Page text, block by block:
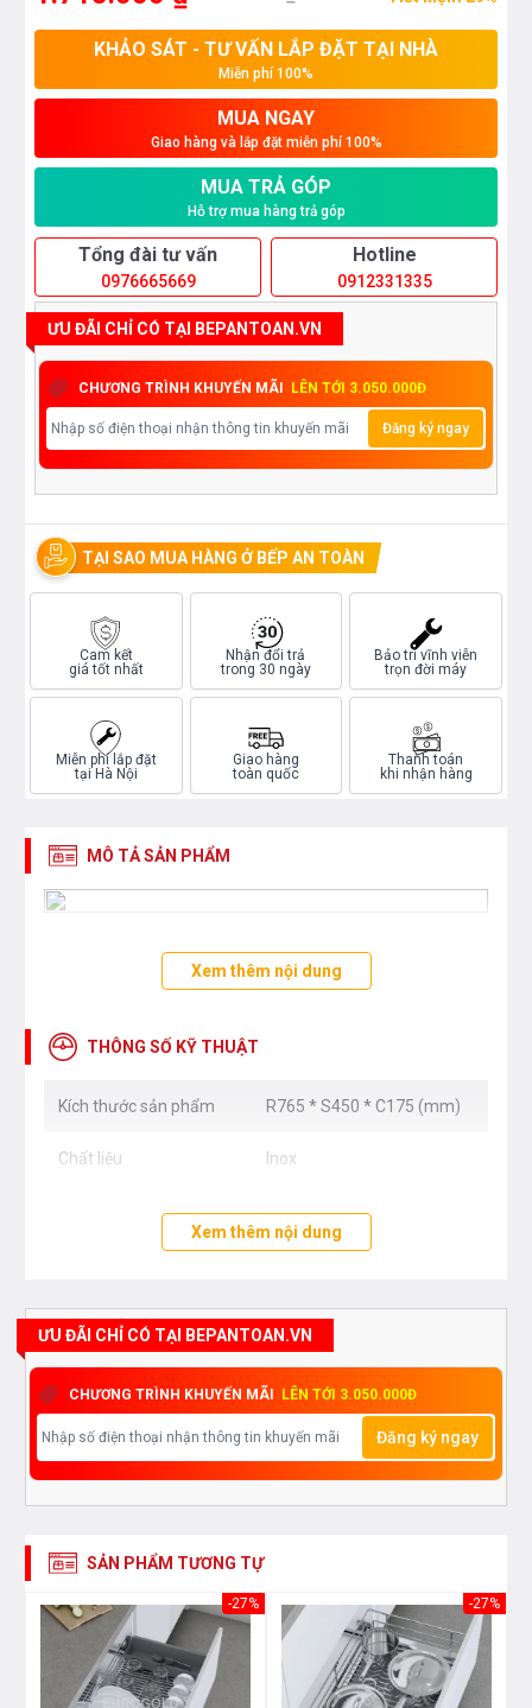
KHẢO SÁT - TƯ VẤN LẮP ĐẶT TẠI NHÀ
Miễn phí 100%
MUA NGAY
Giao hàng và lắp đặt miễn phí 100%
MUA TRẢ GÓP
Hỗ trợ mua hàng trả góp
Tổng đài tư vấn
0976665669
Hotline
0912331335
ƯU ĐÃI CHỈ CÓ TẠI BEPANTOAN.VN
CHƯƠNG TRÌNH KHUYẾN MÃI LÊN TỚI 3.050.000Đ
Đăng ký ngay
TẠI SAO MUA HÀNG Ở BẾP AN TOÀN
Cam kết
giá tốt nhất
Nhận đổi trả
trong 30 ngày
Bảo trì vĩnh viễn
trọn đời máy
Miễn phí lắp đặt
tại Hà Nội
Giao hàng
toàn quốc
Thanh toán
khi nhận hàng
MÔ TẢ SẢN PHẨM
Xem thêm nội dung
THÔNG SỐ KỸ THUẬT
Kích thước sản phẩm R765 * S450 * C175 (mm)
Chất liệu Inox
Xem thêm nội dung
ƯU ĐÃI CHỈ CÓ TẠI BEPANTOAN.VN
CHƯƠNG TRÌNH KHUYẾN MÃI LÊN TỚI 3.050.000Đ
Đăng ký ngay
SẢN PHẨM TƯƠNG TỰ
-27% -27%